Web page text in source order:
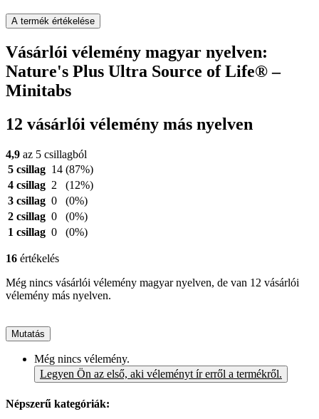
A termék értékelése
Vásárlói vélemény magyar nyelven:
Nature's Plus Ultra Source of Life® –
Minitabs
12 vásárlói vélemény más nyelven
4,9 az 5 csillagból
5 csillag 14 (87%)
4 csillag 2
(12%)
3 csillag 0
(0%)
2 csillag 0
(0%)
1 csillag 0 (0%)
16 értékelés
Még nincs vásárlói vélemény magyar nyelven, de van 12 vásárlói
vélemény más nyelven.
Mutatás
Még nincs vélemény.
Legyen Ön az első, aki véleményt ír erről a termékről.
Népszerű kategóriák: